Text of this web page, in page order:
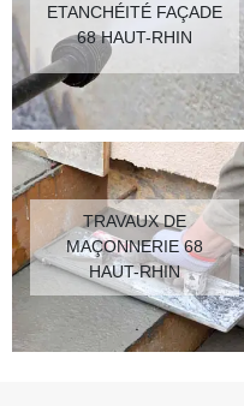
ETANCHÉITÉ FAÇADE
68 HAUT-RHIN
TRAVAUX DE
MAÇONNERIE 68
HAUT-RHIN